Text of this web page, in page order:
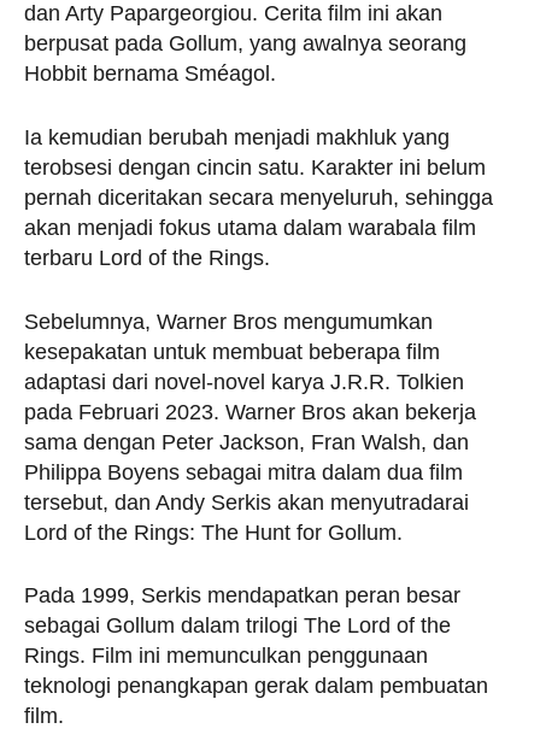
dan Arty Papargeorgiou. Cerita film ini akan
berpusat pada Gollum, yang awalnya seorang
Hobbit bernama Sméagol.
Ia kemudian berubah menjadi makhluk yang
terobsesi dengan cincin satu. Karakter ini belum
pernah diceritakan secara menyeluruh, sehingga
akan menjadi fokus utama dalam warabala film
terbaru Lord of the Rings.
Sebelumnya, Warner Bros mengumumkan
kesepakatan untuk membuat beberapa film
adaptasi dari novel-novel karya J.R.R. Tolkien
pada Februari 2023. Warner Bros akan bekerja
sama dengan Peter Jackson, Fran Walsh, dan
Philippa Boyens sebagai mitra dalam dua film
tersebut, dan Andy Serkis akan menyutradarai
Lord of the Rings: The Hunt for Gollum.
Pada 1999, Serkis mendapatkan peran besar
sebagai Gollum dalam trilogi The Lord of the
Rings. Film ini memunculkan penggunaan
teknologi penangkapan gerak dalam pembuatan
film.